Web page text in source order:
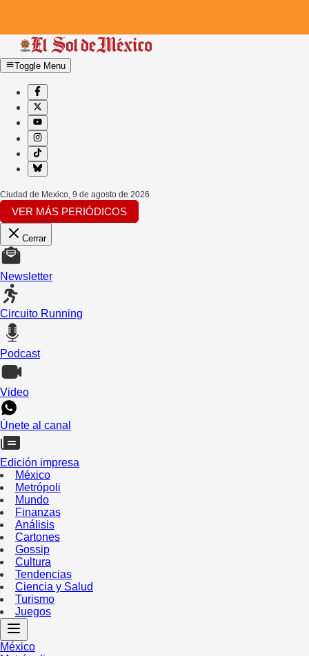
Toggle Menu
Ciudad de Mexico, 9 de agosto de 2026
VER MÁS PERIÓDICOS
Cerrar
Newsletter
Circuito Running
Podcast
Video
Únete al canal
Edición impresa
México
Metrópoli
Mundo
Finanzas
Análisis
Cartones
Gossip
Cultura
Tendencias
Ciencia y Salud
Turismo
Juegos
México